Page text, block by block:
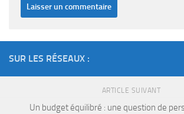
SUR LES RÉSEAUX :
ARTICLE SUIVANT
Un budget équilibré : une question de